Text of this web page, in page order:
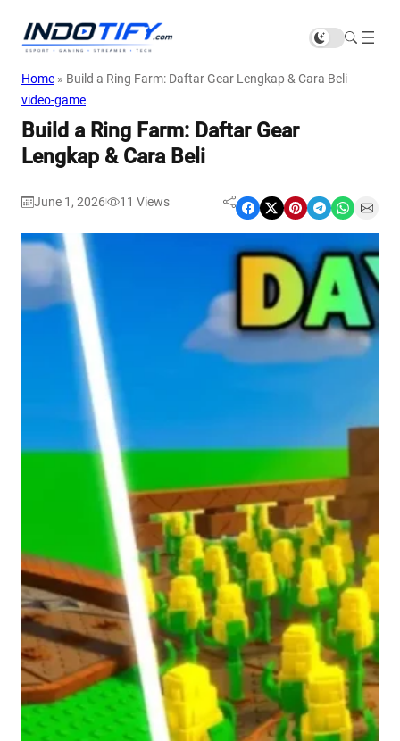
Home » Build a Ring Farm: Daftar Gear Lengkap & Cara Beli
video-game
Build a Ring Farm: Daftar Gear
Lengkap & Cara Beli
June 1, 2026 11 Views Share on Facebook Share on X Share on Pinterest Share on Telegram Share on WhatsApp Share on Email